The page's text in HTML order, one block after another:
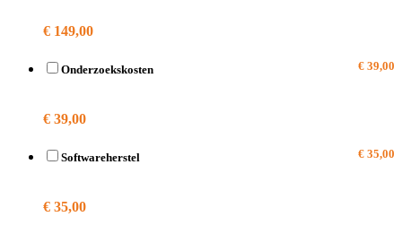
€ 149,00
Onderzoekskosten € 39,00
€ 39,00
Softwareherstel € 35,00
€ 35,00